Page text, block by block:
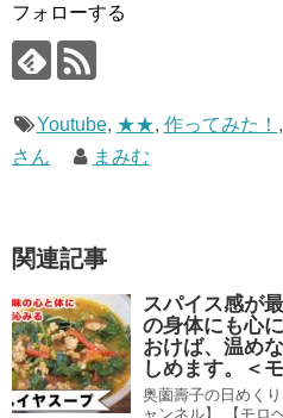
フォローする
Youtube, ★★, 作ってみた！ ,
さん
まみむ
関連記事
スパイス感が
の身体にも心
おけば、温め
しめます。＜
奥薗壽子の日めく
ャンネル】 【モロ